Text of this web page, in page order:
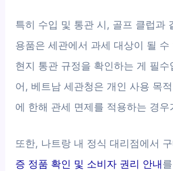
특히 수입 및 통관 시, 골프 클럽과
용품은 세관에서 과세 대상이 될 수
현지 통관 규정을 확인하는 게 필수
어, 베트남 세관청은 개인 사용 목
에 한해 관세 면제를 적용하는 경우
또한, 나트랑 내 정식 대리점에서
증 정품 확인 및 소비자 권리 안내